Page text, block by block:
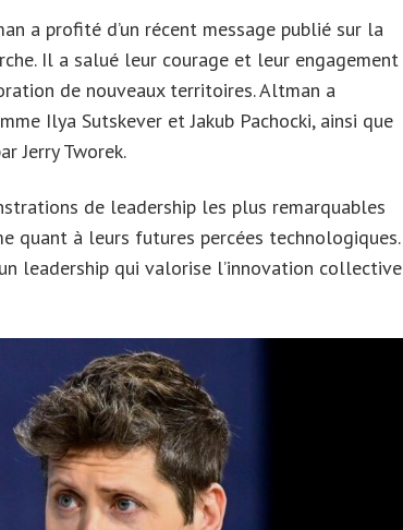
a profité d’un récent message publié sur la
Il a salué leur courage et leur engagement
de nouveaux territoires. Altman a
Ilya Sutskever et Jakub Pachocki, ainsi que
Jerry Tworek.
de leadership les plus remarquables
quant à leurs futures percées technologiques.
leadership qui valorise l’innovation collective